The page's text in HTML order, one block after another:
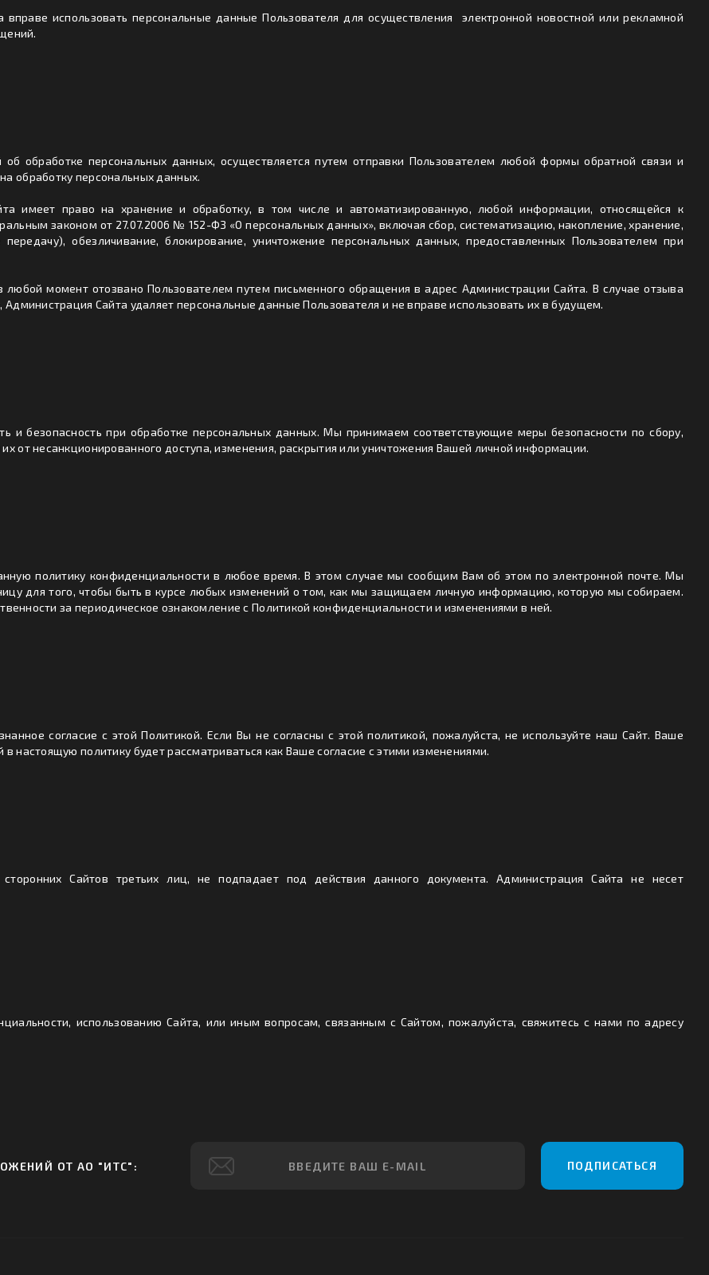
использовать персональные данные Пользователя для осуществления электронной новостной или рекламной
обработке персональных данных, осуществляется путем отправки Пользователем любой формы обратной связи и
обработку персональных данных.
имеет право на хранение и обработку, в том числе и автоматизированную, любой информации, относящейся к
законом от 27.07.2006 № 152-ФЗ «О персональных данных», включая сбор, систематизацию, накопление, хранение,
обезличивание, блокирование, уничтожение персональных данных, предоставленных Пользователем при
момент отозвано Пользователем путем письменного обращения в адрес Администрации Сайта. В случае отзыва
Сайта удаляет персональные данные Пользователя и не вправе использовать их в будущем.
и безопасность при обработке персональных данных. Мы принимаем соответствующие меры безопасности по сбору,
от несанкционированного доступа, изменения, раскрытия или уничтожения Вашей личной информации.
политику конфиденциальности в любое время. В этом случае мы сообщим Вам об этом по электронной почте. Мы
для того, чтобы быть в курсе любых изменений о том, как мы защищаем личную информацию, которую мы собираем.
за периодическое ознакомление с Политикой конфиденциальности и изменениями в ней.
согласие с этой Политикой. Если Вы не согласны с этой политикой, пожалуйста, не используйте наш Сайт. Ваше
настоящую политику будет рассматриваться как Ваше согласие с этими изменениями.
Сайтов третьих лиц, не подпадает под действия данного документа. Администрация Сайта не несет
использованию Сайта, или иным вопросам, связанным с Сайтом, пожалуйста, свяжитесь с нами по адресу
ОТ АО "ИТС": ПОДПИСАТЬСЯ